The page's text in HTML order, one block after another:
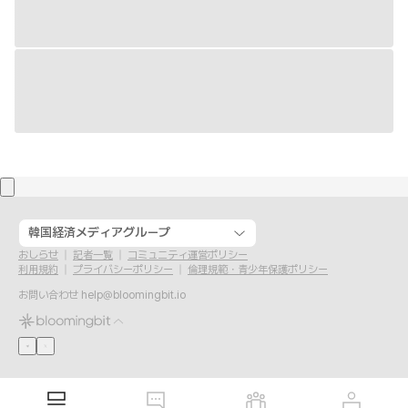
韓国経済メディアグループ
おしらせ 記者一覧
コミュニティ運営ポリシー
利用規約
プライバシーポリシー
倫理規範・青少年保護ポリシー
お問い合わせ help@bloomingbit.io